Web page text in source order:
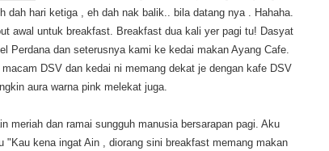
dah hari ketiga , eh dah nak balik.. bila datang nya . Hahaha.
awal untuk breakfast. Breakfast dua kali yer pagi tu! Dasyat
Perdana dan seterusnya kami ke kedai makan Ayang Cafe.
DSV dan kedai ni memang dekat je dengan kafe DSV
aura warna pink melekat juga.
meriah dan ramai sungguh manusia bersarapan pagi. Aku
"Kau kena ingat Ain , diorang sini breakfast memang makan